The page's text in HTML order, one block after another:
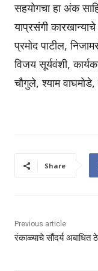
सहयोगचा हा अंक
याप्रसंगी
प्रमोद पाटील,
विजय सूर्यवंशी,
चौगुले, श्याम
Share
Previous article
रंकाळ्याचे सौंदर्य अबाधित